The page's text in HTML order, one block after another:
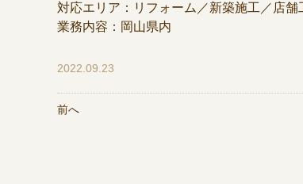
対応エリア：リフォーム／新築施工／店
業務内容：岡山県内
2022.09.23
前へ